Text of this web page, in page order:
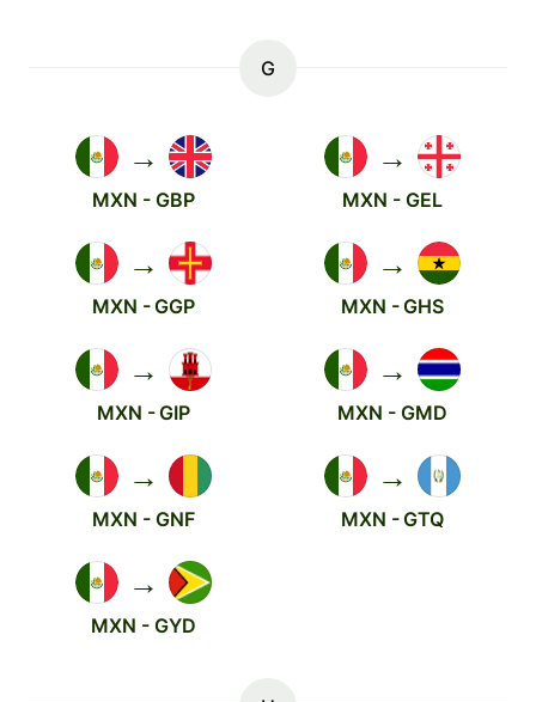
G
→
MXN - GBP
→
MXN - GEL
→
MXN - GGP
→
MXN - GHS
→
MXN - GIP
→
MXN - GMD
→
MXN - GNF
→
MXN - GTQ
→
MXN - GYD